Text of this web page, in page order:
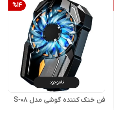
%14
ناموجود
فن خنک کننده گوشی مدل S-08